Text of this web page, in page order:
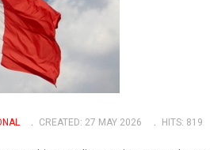
CREATED: 27 MAY 2026 HITS: 819